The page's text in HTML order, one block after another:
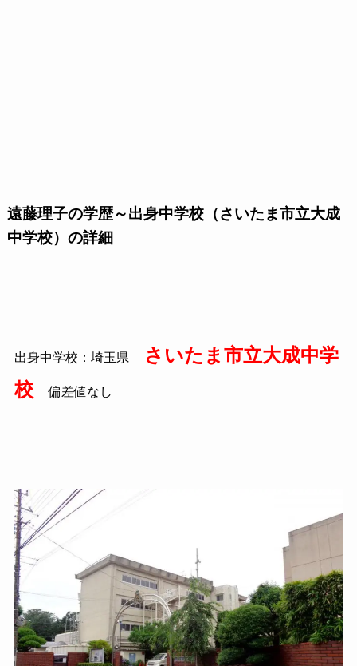
遠藤理子の学歴～出身中学校（さいたま市立大成
中学校）の詳細
出身中学校：埼玉県
さいたま市立大成中学
校
偏差値なし